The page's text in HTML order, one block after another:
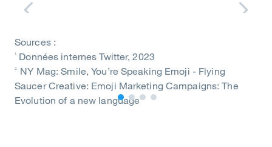
Sources :
1. Données internes Twitter, 2023
2.
NY Mag: Smile, You’re Speaking Emoji - Flying
Saucer Creative: Emoji Marketing Campaigns: The
Evolution of a new language